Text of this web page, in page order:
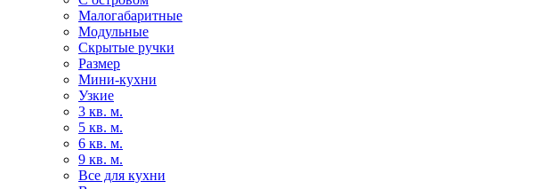
Малогабаритные
Модульные
Скрытые ручки
Размер
Мини-кухни
Узкие
3 кв. м.
5 кв. м.
6 кв. м.
9 кв. м.
Все для кухни